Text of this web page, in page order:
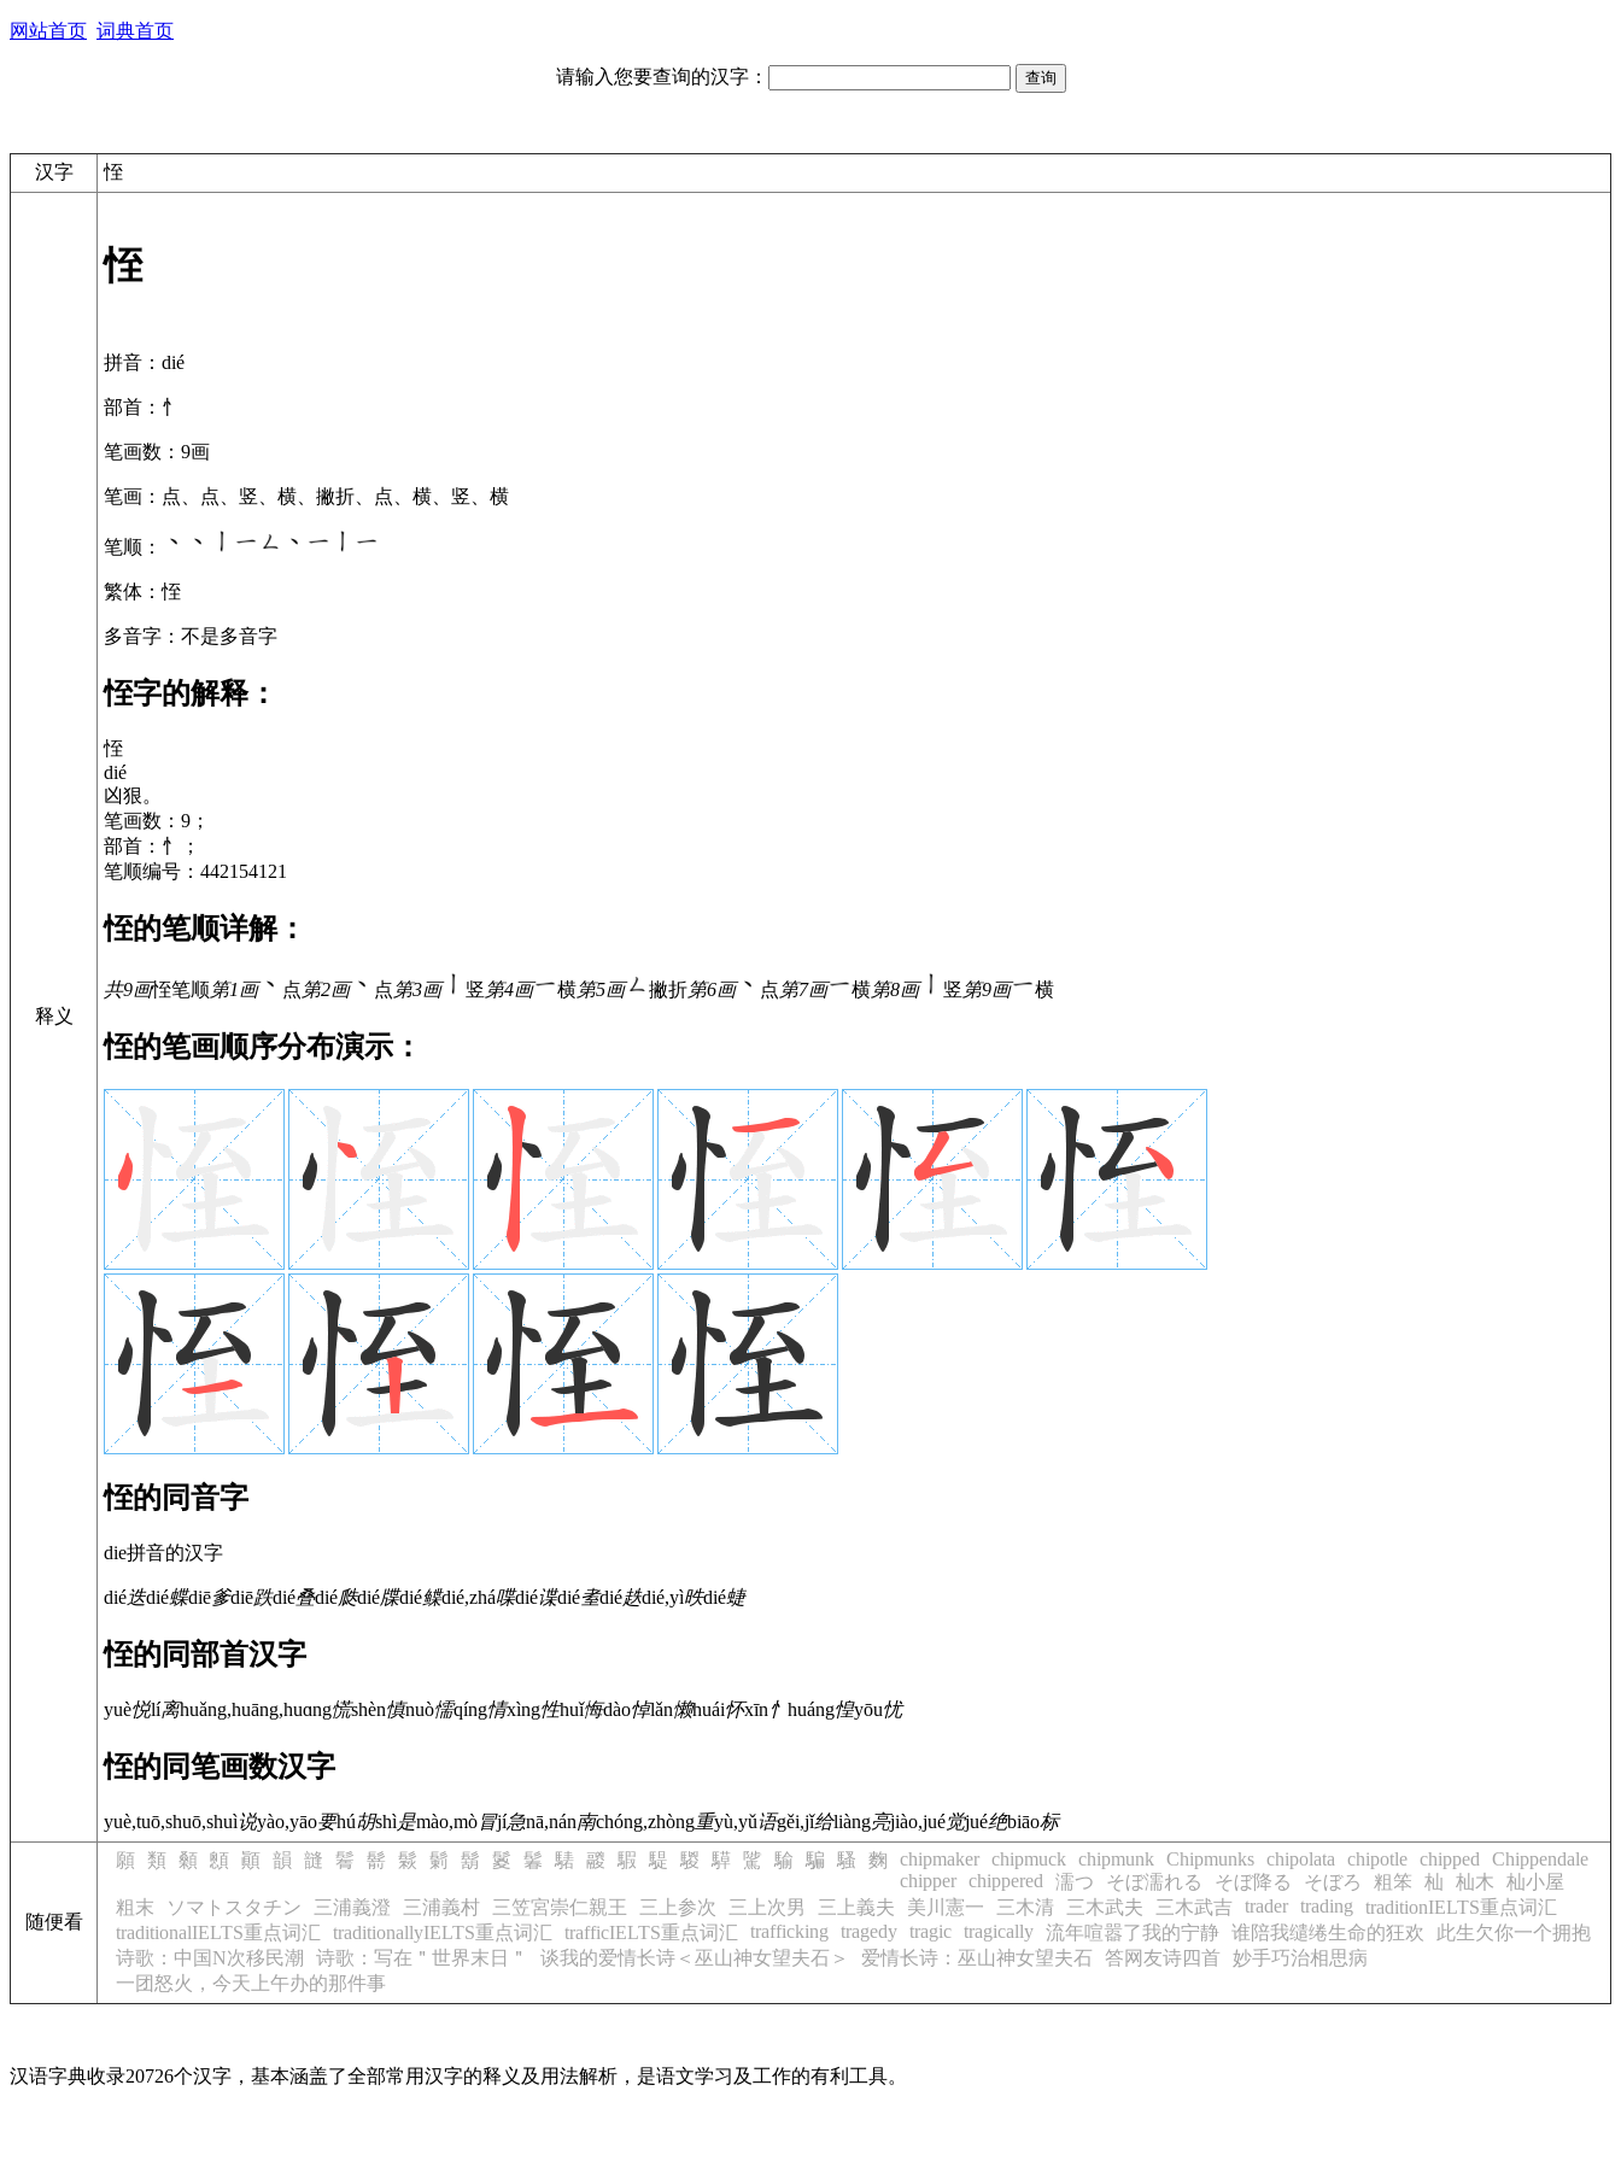
网站首页 词典首页
请输入您要查询的汉字：
汉字 恎
释义
恎
拼音 ：dié
部首 ：忄
笔画数 ：9画
笔画 ：点、点、竖、横、撇折、点、横、竖、横
笔顺 ：
繁体 ：恎
多音字 ：不是多音字
恎字的解释：
恎
dié
凶狠。
笔画数：9；
部首：忄；
笔顺编号：442154121
恎的笔顺详解：
共9画恎笔顺第1画 点第2画 点第3画 竖第4画 横第5画 撇折第6画 点第7画 横第8画 竖第9画 横
恎的笔画顺序分布演示：
恎的同音字
die拼音的汉字
dié迭dié蝶diē爹diē跌dié叠dié瓞dié牒dié鲽dié,zhá喋dié谍dié耊dié趃dié,yì昳dié蜨
恎的同部首汉字
yuè悦lí离huǎng,huāng,huɑng慌shèn慎nuò懦qíng情xìng性huǐ悔dào悼lǎn懒huái怀xīn 忄 huáng惶yōu忧
恎的同笔画数汉字
yuè,tuō,shuō,shuì说yào,yāo要hú胡shì是mào,mò冒jí急nā,nán南chóng,zhòng重yù,yǔ语gěi,jǐ给liàng亮jiào,jué觉jué绝biāo标
随便看
願 類 顙 顖 顚 韻 韼 鬌 鬋 鬏 鬎 鬍 鬉 鬊 騞 鬷 騢 騠 騣 騲 騭 騟 騙 騷 麴 chipmaker chipmuck chipmunk Chipmunks chipolata chipotle chipped
Chippendale
chipper chippered 濡つ そぼ濡れる そぼ降る そぼろ 粗笨 杣 杣木
杣小屋
粗末
ソマトスタチン 三浦義澄 三浦義村 三笠宮崇仁親王 三上参次 三上次男 三上義夫 美川憲一 三木清 三木武夫 三木武吉 trader trading
traditionIELTS重点词汇
traditionalIELTS重点词汇
traditionallyIELTS重点词汇 trafficIELTS重点词汇 trafficking tragedy tragic tragically 流年喧嚣了我的宁静 谁陪我缱绻生命的狂欢
此生欠你一个拥抱
诗歌：中国N次移民潮
诗歌：写在＂世界末日＂ 谈我的爱情长诗＜巫山神女望夫石＞ 爱情长诗：巫山神女望夫石 答网友诗四首
妙手巧治相思病
一团怒火，今天上午办的那件事
汉语字典收录20726个汉字，基本涵盖了全部常用汉字的释义及用法解析，是语文学习及工作的有利工具。